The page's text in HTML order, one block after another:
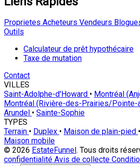
Proprietes Acheteurs Vendeurs
Outils
Calculateur de prêt hypothécaire
Taxe de mutation
Contact
VILLES
Saint-Adolphe-d'Howard • Montréal
Montréal (Rivière-des-Prairies/Pointe-
Arundel • Sainte-Sophie
TYPES
Terrain • Duplex • Maison de plain-pied •
Maison mobile
© 2026 EstateFunnel . Tous droits
confidentialité Avis de collecte